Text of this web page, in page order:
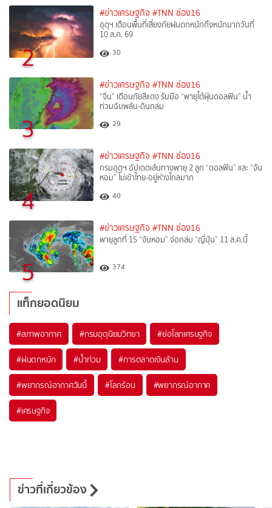
2
#ข่าวเศรษฐกิจ #TNN ช่อง16
อุตุฯ เตือนพื้นที่เสี่ยงภัยฝนตกหนักถึงหนักมากวันที่
10 ส.ค. 69
30
3
#ข่าวเศรษฐกิจ #TNN ช่อง16
“จีน” เตือนภัยสีแดง รับมือ “พายุไต้ฝุ่นดอลฟิน” น้ำ
ท่วมฉับพลัน-ดินถล่ม
29
4
#ข่าวเศรษฐกิจ #TNN ช่อง16
กรมอุตุฯ อัปเดตเส้นทางพายุ 2 ลูก “ดอลฟิน” และ “จัน
หอม” ไม่เข้าไทย-อยู่ห่างไกลมาก
40
5
#ข่าวเศรษฐกิจ #TNN ช่อง16
พายุลูกที่ 15 “จันหอม” จ่อถล่ม “ญี่ปุ่น” 11 ส.ค.นี้
374
แท็กยอดนิยม
#สภาพอากาศ #กรมอุตุนิยมวิทยา #ย่อโลกเศรษฐกิจ
#ฝนตกหนัก #น้ำท่วม #การตลาดเงินล้าน
#พยากรณ์อากาศวันนี้ #โลกร้อน #พยากรณ์อากาศ
#เศรษฐกิจ
ข่าวที่เกี่ยวข้อง